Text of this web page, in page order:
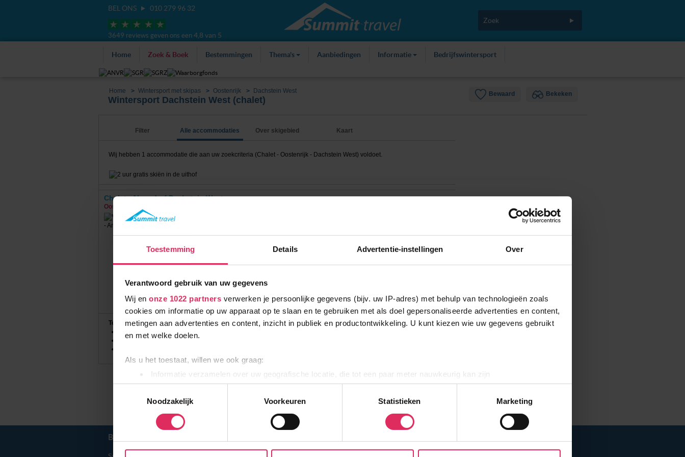
Toestemming Details Advertentie-instellingen Over
Verantwoord gebruik van uw gegevens
Wij en onze 1022 partners verwerken je persoonlijke gegevens (bijv. uw IP-adres) met behulp van technologieën zoals
cookies om informatie op uw apparaat op te slaan en te gebruiken met als doel gepersonaliseerde advertenties en content,
metingen aan advertenties en content, inzicht in publiek en productontwikkeling. U kunt kiezen wie uw gegevens gebruikt
en met welke doelen.
Als u het toestaat, willen we ook graag:
Informatie verzamelen over uw geografische locatie, die tot een paar meter nauwkeurig kan zijn
Uw apparaat identificeren door het actief te scannen op specifieke eigenschappen (fingerprinting)
Lees meer over hoe uw persoonlijke gegevens worden verwerkt en stel uw voorkeuren in het
detailgedeeltein. U kunt uw
toestemming op elk moment wijzigen of intrekken in de Cookieverklaring.
social media te bieden en om ons websiteverkeer te analyseren. Ook delen we informatie over jouw gebruik van onze site
Noodzakelijk
Voorkeuren Statistieken Marketing
BEL ONS 010 279 96 32
3649 reviews geven ons een 4,8 van 5
Home Zoek & Boek Bestemmingen Thema's Aanbiedingen Informatie Bedrijfswintersport
Bewaard Bekeken
Home Wintersport met skipas Oostenrijk Dachstein West
Wintersport Dachstein West (chalet)
Filter Alle accommodaties Over skigebied Kaart
Wij hebben 1 accommodatie die aan uw zoekcriteria (Chalet - Oostenrijk - Dachstein West) voldoet.
Chalets Alpendorf Dachstein West
Oostenrijk
341
300m tot skilift
logies
8,0
Tot 6 weken voor vertrek gratis annuleren
Top Skigebieden:
3 Länder Freizeit-Arena
Ankogel-Mölltaler Gletscher
Top Accommodaties:
Top Landen:
BEL ONS